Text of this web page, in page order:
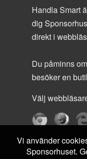
Handla Smart
dig
direkt i
Du påminns
besöker en
Välj
Vi använder
Sponsorhuset.